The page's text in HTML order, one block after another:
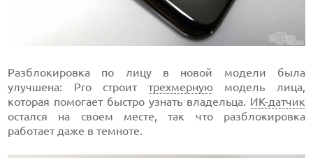
Разблокировка по лицу в новой модели была
улучшена: Pro строиттрехмерную модель лица,
которая помогает быстро узнать владельца. ИК-датчик
остался на своем месте, так что разблокировка
работает даже в темноте.